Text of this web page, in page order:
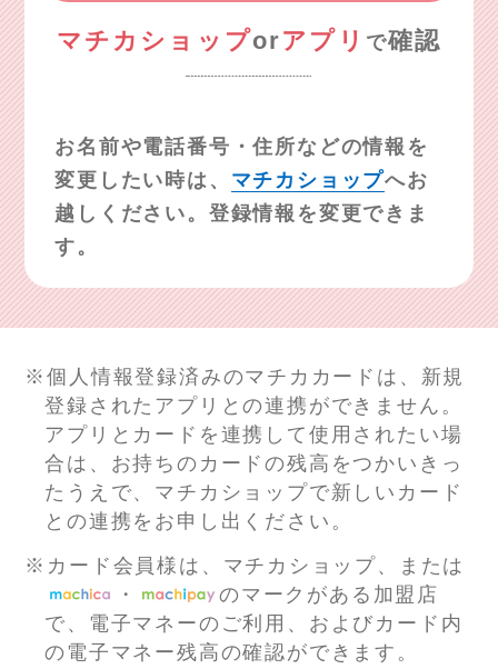
マチカショップorアプリ で確認
お名前や電話番号・住所などの情報を
変更したい時は、 マチカショップへお
越しください。登録情報を変更できま
す。
※個人情報登録済みのマチカカードは、新規
登録されたアプリとの連携ができません。
アプリとカードを連携して使用されたい場
合は、お持ちのカードの残高をつかいきっ
たうえで、 マチカショップで新しいカード
との連携をお申し出ください。
※カード会員様は、マチカショップ、または
・
のマークがある加盟店
で、電子マネーのご利用、およびカード内
の電子マネー残高の確認ができます。